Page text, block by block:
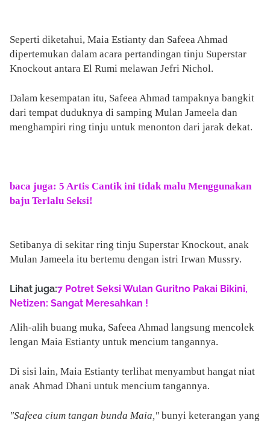
Seperti diketahui, Maia Estianty dan Safeea Ahmad
dipertemukan dalam acara pertandingan tinju Superstar
Knockout antara El Rumi melawan Jefri Nichol.
Dalam kesempatan itu, Safeea Ahmad tampaknya bangkit
dari tempat duduknya di samping Mulan Jameela dan
menghampiri ring tinju untuk menonton dari jarak dekat.
baca juga: 5 Artis Cantik ini tidak malu Menggunakan
baju Terlalu Seksi!
Setibanya di sekitar ring tinju Superstar Knockout, anak
Mulan Jameela itu bertemu dengan istri Irwan Mussry.
Lihat juga:7 Potret Seksi Wulan Guritno Pakai Bikini,
Netizen: Sangat Meresahkan !
Alih-alih buang muka, Safeea Ahmad langsung mencolek
lengan Maia Estianty untuk mencium tangannya.
Di sisi lain, Maia Estianty terlihat menyambut hangat niat
anak Ahmad Dhani untuk mencium tangannya.
"Safeea cium tangan bunda Maia," bunyi keterangan yang